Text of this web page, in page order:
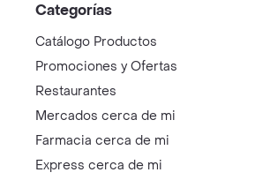
Categorías
Catálogo Productos
Promociones y Ofertas
Restaurantes
Mercados cerca de mi
Farmacia cerca de mi
Express cerca de mi